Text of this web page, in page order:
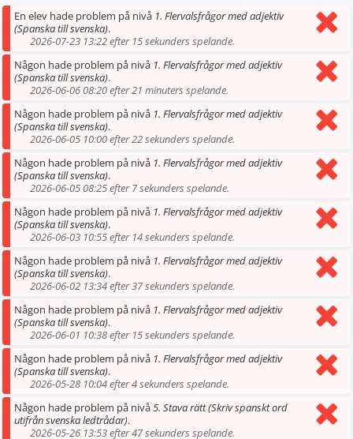
En elev hade problem på nivå 1. Flervalsfrågor med adjektiv
(Spanska till svenska).
2026-07-23 13:22 efter 15 sekunders spelande.
Någon hade problem på nivå 1. Flervalsfrågor med adjektiv
(Spanska till svenska).
2026-06-06 08:20 efter 21 minuters spelande.
Någon hade problem på nivå 1. Flervalsfrågor med adjektiv
(Spanska till svenska).
2026-06-05 10:00 efter 22 sekunders spelande.
Någon hade problem på nivå 1. Flervalsfrågor med adjektiv
(Spanska till svenska).
2026-06-05 08:25 efter 7 sekunders spelande.
Någon hade problem på nivå 1. Flervalsfrågor med adjektiv
(Spanska till svenska).
2026-06-03 10:55 efter 14 sekunders spelande.
Någon hade problem på nivå 1. Flervalsfrågor med adjektiv
(Spanska till svenska).
2026-06-02 13:34 efter 37 sekunders spelande.
Någon hade problem på nivå 1. Flervalsfrågor med adjektiv
(Spanska till svenska).
2026-06-01 10:38 efter 15 sekunders spelande.
Någon hade problem på nivå 1. Flervalsfrågor med adjektiv
(Spanska till svenska).
2026-05-28 10:04 efter 4 sekunders spelande.
Någon hade problem på nivå5. Stava rätt (Skriv spanskt ord
utifrån svenska ledtrådar).
2026-05-26 13:53 efter 47 sekunders spelande.